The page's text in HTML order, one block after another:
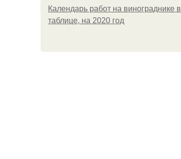
Календарь работ на винограднике в
таблице, на 2020 год